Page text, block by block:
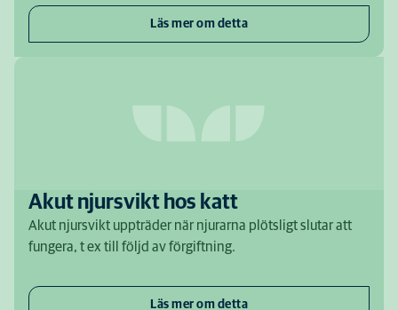
Läs mer om detta
Akut njursvikt hos katt
Akut njursvikt uppträder när njurarna plötsligt slutar att
fungera, t ex till följd av förgiftning.
Läs mer om detta